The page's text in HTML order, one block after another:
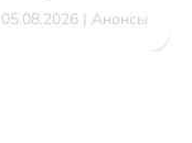
05.08.2026 | Анонсы